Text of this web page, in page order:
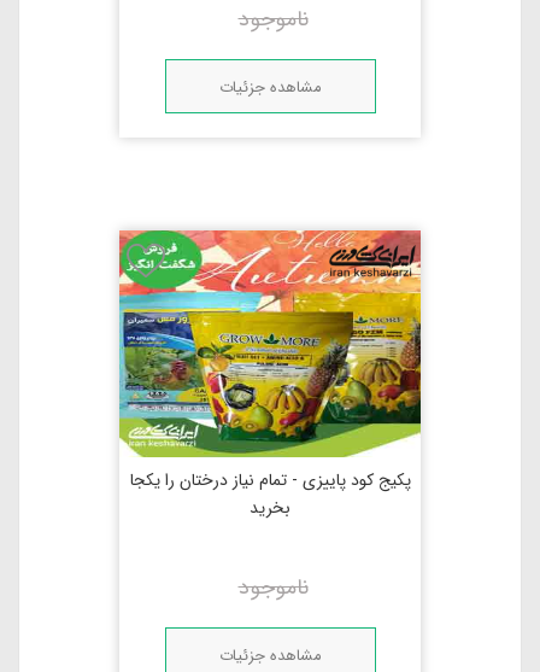
ناموجود
مشاهده جزئیات
پکیج کود پاییزی - تمام نیاز درختان را یکجا
بخرید
ناموجود
مشاهده جزئیات